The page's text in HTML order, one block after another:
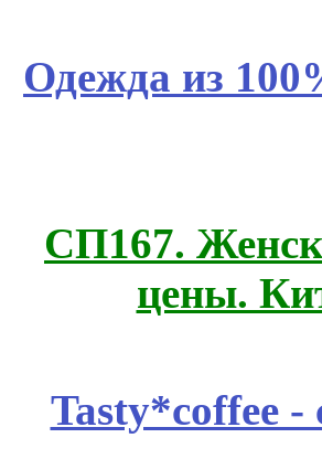
Одежда из
СП167.
цены.
Tasty*coffee